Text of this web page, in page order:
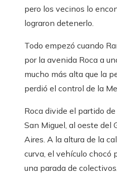
pero los vecinos lo
lograron detenerlo.
Todo empezó cuando
por la avenida Roca a
mucho más alta que la
perdió el control de la
Roca divide el partido
San Miguel, al oeste del
Aires. A la altura de la
curva, el vehículo chocó
una parada de